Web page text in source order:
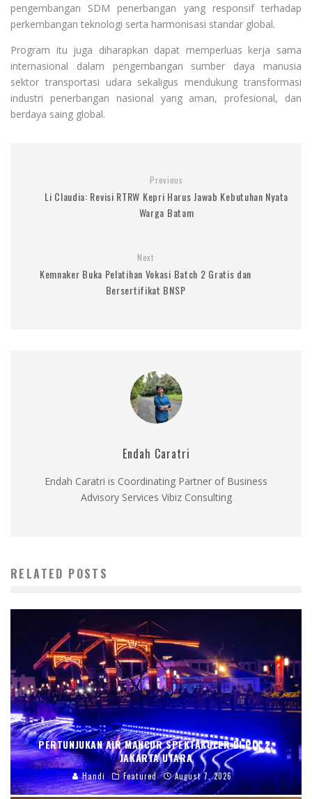
pengembangan SDM penerbangan yang responsif terhadap
perkembangan teknologi serta harmonisasi standar global.
Program itu juga diharapkan dapat memperluas kerja sama
internasional dalam pengembangan sumber daya manusia
sektor transportasi udara sekaligus mendukung transformasi
industri penerbangan nasional yang aman, profesional, dan
berdaya saing global.
Previous
Li Claudia: Revisi RTRW Kepri Harus Jawab Kebutuhan Nyata
Warga Batam
Next
Kemnaker Buka Pelatihan Vokasi Batch 2 Gratis dan
Bersertifikat BNSP
Endah Caratri
Endah Caratri is Coordinating Partner of Business
Advisory Services Vibiz Consulting
RELATED POSTS
PERTUNJUKAN AIR MANCUR SPEKTAKULER DI PIK 2,
JAKARTA UTARA
Handi Featured August 7, 2026